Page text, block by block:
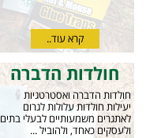
קרא עוד..
חולדות הדברה
חולדות הדברה ואסטרטגיות
יעילות חולדות עלולות לגרום
לאתגרים משמעותיים לבעלי בתים
ולעסקים כאחד, ולהוביל ...